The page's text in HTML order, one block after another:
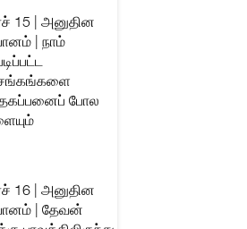
15 | அனுதின
| நாம்
தகப்பனைப் போல
16 | அனுதின
| தேவன்